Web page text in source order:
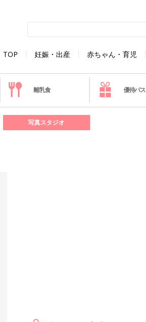
TOP 妊娠・出産 赤ちゃん・育児
離乳食 優待パス
写真スタジオ